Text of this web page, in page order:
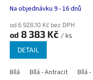
Na objednávku 9 - 16 dnů
od 6 928,10 Kč bez DPH
od 8 383 Kč / ks
DETAIL
Bílá Bílá - Antracit Bílá